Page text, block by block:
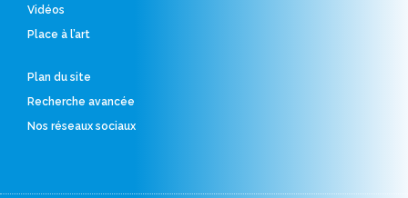
Vidéos
Place à l’art
Plan du site
Recherche avancée
Nos réseaux sociaux